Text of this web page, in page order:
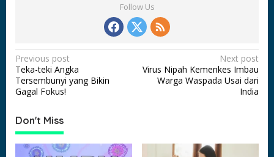
Follow Us
P
o
s
t
n
a
Previous post
Teka-teki Angka
Tersembunyi yang Bikin
Gagal Fokus!
Next post
Virus Nipah Kemenkes Imbau
Warga Waspada Usai dari
India
Don't Miss